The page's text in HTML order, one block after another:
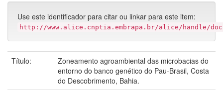
Use este identificador para citar ou linkar para este item:
http://www.alice.cnptia.embrapa.br/alice/handle/
Título:
Zoneamento agroambiental das microbacias do
entorno do banco genético do Pau-Brasil, Costa
do Descobrimento, Bahia.